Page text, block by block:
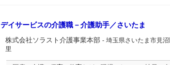
デイサービスの介護職－介護助手／さいたま
株式会社ソラスト介護事業本部 - 埼玉県さいたま市見
里